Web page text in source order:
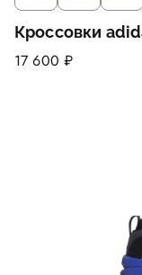
Кроссовки
17 600 ₽